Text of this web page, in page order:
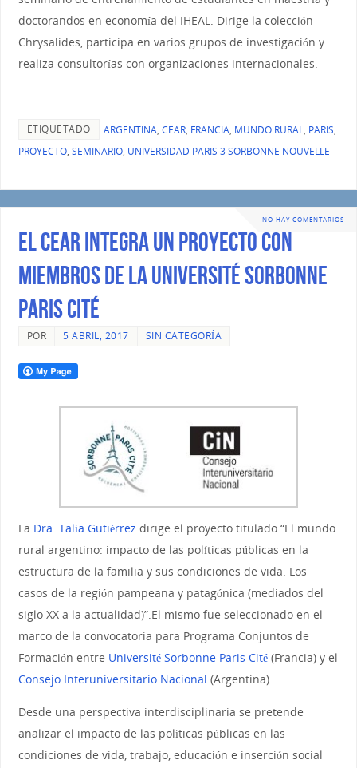
doctorandos en economía del IHEAL. Dirige la colección
Chrysalides, participa en varios grupos de investigación y
realiza consultorías con organizaciones internacionales.
ETIQUETADO ARGENTINA, CEAR, FRANCIA, MUNDO RURAL, PARIS,
PROYECTO, SEMINARIO, UNIVERSIDAD PARIS 3 SORBONNE NOUVELLE
NO HAY COMENTARIOS
El CEAR integra un proyecto con
miembros de la Université Sorbonne
Paris Cité
POR 5 ABRIL, 2017 SIN CATEGORÍA
La Dra. Talía Gutiérrez dirige el proyecto titulado “El mundo
rural argentino: impacto de las políticas públicas en la
estructura de la familia y sus condiciones de vida. Los
casos de la región pampeana y patagónica (mediados del
siglo XX a la actualidad)”.El mismo fue seleccionado en el
marco de la convocatoria para Programa Conjuntos de
Formación entre Université Sorbonne Paris Cité(Francia) y el
Consejo Interuniversitario Nacional (Argentina).
Desde una perspectiva interdisciplinaria se pretende
analizar el impacto de las políticas públicas en las
condiciones de vida, trabajo, educación e inserción social